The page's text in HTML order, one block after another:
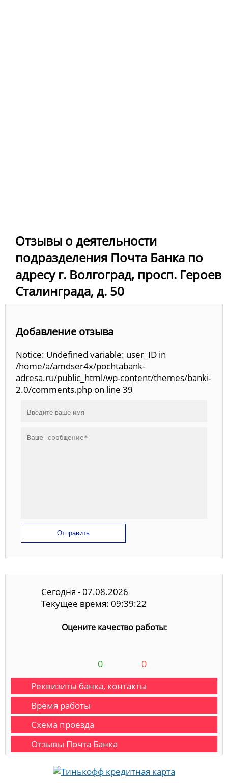
Отзывы о деятельности
подразделения Почта Банка по
адресу г. Волгоград, просп. Героев
Сталинграда, д. 50
Добавление отзыва
Notice: Undefined variable: user_ID in
/home/a/amdser4x/pochtabank-
adresa.ru/public_html/wp-content/themes/banki-
2.0/comments.php on line 39
Отправить
Сегодня - 07.08.2026
Текущее время: 09:39:23
Оцените качество работы:
0 0
Реквизиты банка, контакты
Время работы
Схема проезда
Отзывы Почта Банка